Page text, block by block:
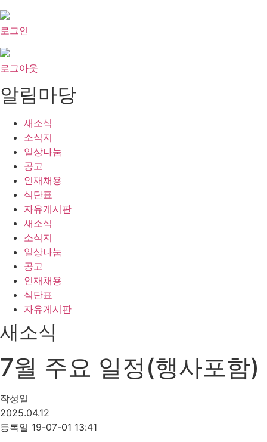
로그인
로그아웃
알림마당
새소식
소식지
일상나눔
공고
인재채용
식단표
자유게시판
새소식
소식지
일상나눔
공고
인재채용
식단표
자유게시판
새소식
7월 주요 일정(행사포함)
작성일
2025.04.12
등록일 19-07-01 13:41